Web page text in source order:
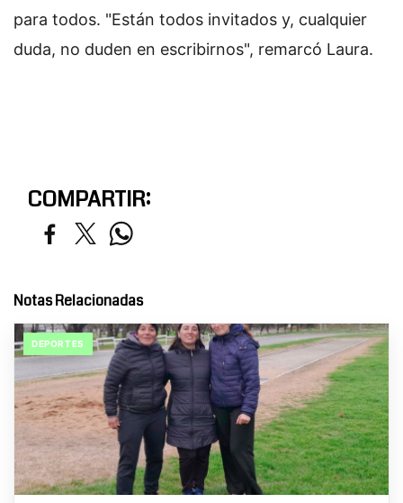
para todos. "Están todos invitados y, cualquier
duda, no duden en escribirnos", remarcó Laura.
COMPARTIR:
Notas Relacionadas
DEPORTES